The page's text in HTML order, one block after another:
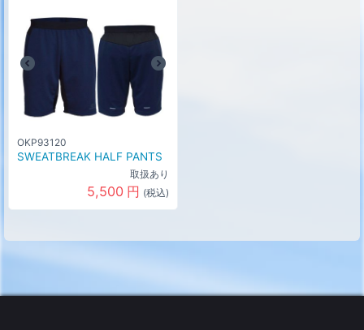
OKP93120
SWEATBREAK HALF PANTS
取扱あり
5,500 円 (税込)